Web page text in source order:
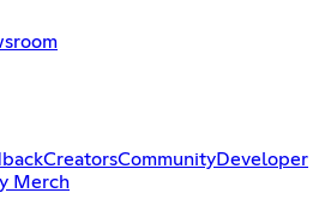
CreatorsCommunityDeveloper
Merch